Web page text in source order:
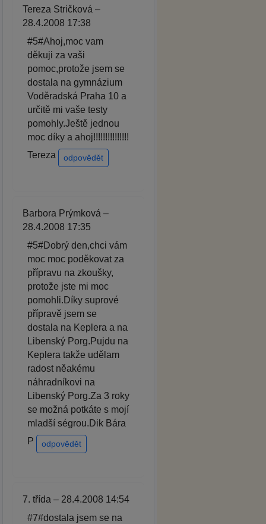
Tereza Stričková –
28.4.2008 17:38
#5#Ahoj,moc vam
děkuji za vaši
pomoc,protože jsem se
dostala na gymnázium
Voděradská Praha 10 a
určitě mi vaše testy
pomohly.Ještě jednou
moc díky a ahoj!!!!!!!!!!!!!!!
Tereza
odpovědět
Barbora Prýmková –
28.4.2008 17:35
#5#Dobrý den,chci vám
moc moc poděkovat za
přípravu na zkoušky,
protože jste mi moc
pomohli.Díky suprové
přípravě jsem se
dostala na Keplera a na
Libenský Porg.Pujdu na
Keplera takže udělam
radost něakému
náhradníkovi na
Libenský Porg.Za 3 roky
se možná potkáte s mojí
mladší ségrou.Dik Bára
P
odpovědět
7. třída – 28.4.2008 14:54
#7#dostala jsem se na